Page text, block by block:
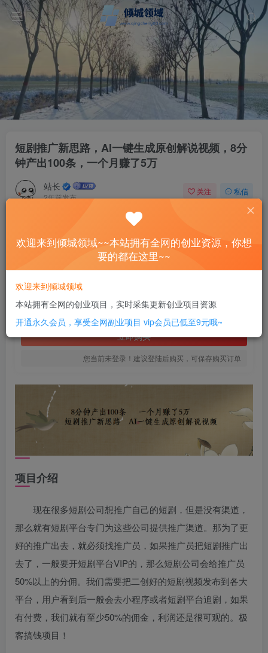
短剧推广新思路，AI一键生成原创解说视频，8分
钟产出100条，一个月赚了5万
站长
2年前发布
关注 私信
短剧推广新思路，AI一键生成原创解说视频，8分钟产出100条，一个月赚了5万
此内容为付费资源，请付费后查看
SVIP全站会员 免费
立即购买
您当前未登录！建议登陆后购买，可保存购买订单
项目介绍
现在很多短剧公司想推广自己的短剧，但是没有渠道，
那么就有短剧平台专门为这些公司提供推广渠道。那为了更
好的推广出去，就必须找推广员，如果推广员把短剧推广出
去了，一般要开短剧平台VIP的，那么短剧公司会给推广员
50%以上的分佣。我们需要把二创好的短剧视频发布到各大
平台，用户看到后一般会去小程序或者短剧平台追剧，如果
有付费，我们就有至少50%的佣金，利润还是很可观的。极
客搞钱项目！
欢迎来到倾城领域~~本站拥有全网的创业资源，你想
要的都在这里~~
欢迎来到倾城领域
本站拥有全网的创业项目，实时采集更新创业项目资源
开通永久会员，享受全网副业项目 vip会员已低至9元哦~